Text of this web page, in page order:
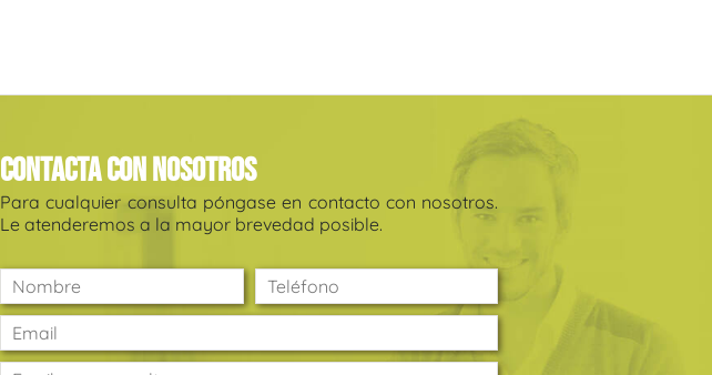
Contacta con nosotros
Para cualquier consulta póngase en contacto con nosotros.
Le atenderemos a la mayor brevedad posible.